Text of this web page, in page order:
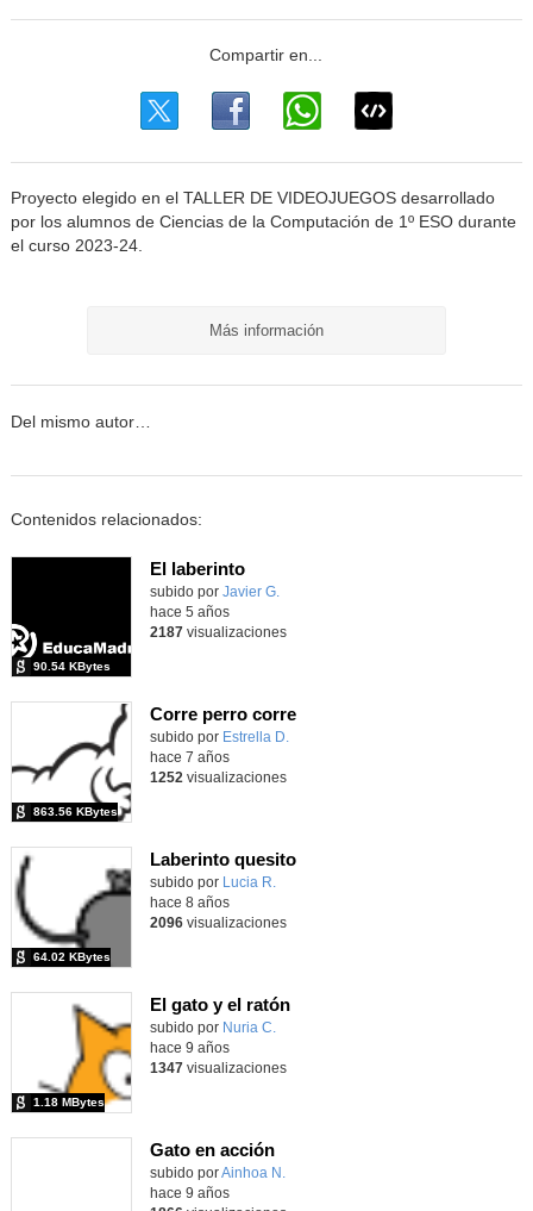
Proyecto elegido en el TALLER DE VIDEOJUEGOS desarrollado
por los alumnos de Ciencias de la Computación de 1º ESO durante
el curso 2023-24.
Más información
Del mismo autor…
Contenidos relacionados:
El laberinto
Contenido educativo.
subido por Javier G.
90.54 KBytes
hace 5 años
2187 visualizaciones
Corre perro corre
Contenido educativo.
subido por Estrella D.
863.56 KBytes
hace 7 años
1252 visualizaciones
Laberinto quesito
subido por Lucia R.
64.02 KBytes
hace 8 años
2096visualizaciones
El gato y el ratón
subido por Nuria C.
1.18 MBytes
hace 9 años
1347 visualizaciones
Gato en acción
subido porAinhoa N.
hace 9 años